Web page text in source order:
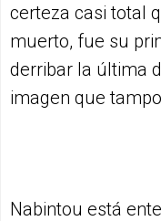
certeza casi total
muerto, fue su
derribar la última
imagen que
Nabintou está